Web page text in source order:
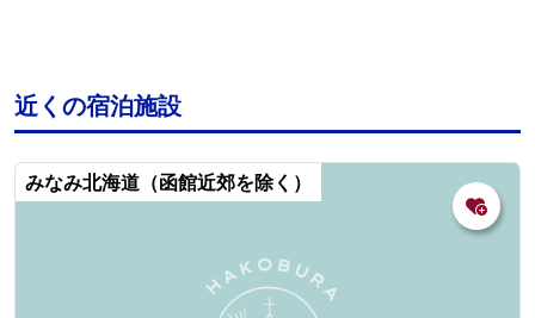
近くの宿泊施設
みなみ北海道（函館近郊を除く）